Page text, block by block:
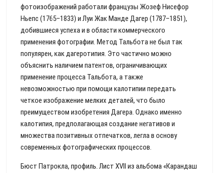
фотоизображений работали французы Жозеф Нисефор
Ньепс (1765–1833) и Луи Жак Манде Дагер (1787–1851),
добившиеся успеха и в области коммерческого
применения фотографии. Метод Тальбота не был так
популярен, как дагеротипия. Это частично можно
объяснить наличием патентов, ограничивающих
применение процесса Тальбота, а также
невозможностью при помощи калотипии передать
четкое изображение мелких деталей, что было
преимуществом изобретения Дагера. Однако именно
калотипия, предполагающая создание негативов и
множества позитивных отпечатков, легла в основу
современных фотографических процессов.
Бюст Патрокла, профиль. Лист XVII из альбома «Карандаш